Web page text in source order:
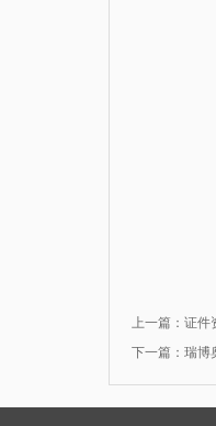
上一篇： 证件
下一篇： 瑞博